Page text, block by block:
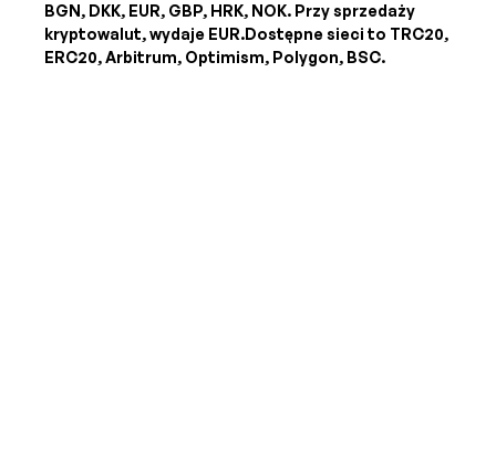
BGN, DKK, EUR, GBP, HRK, NOK. Przy sprzedaży
kryptowalut, wydaje EUR.Dostępne sieci to TRC20,
ERC20, Arbitrum, Optimism, Polygon, BSC.